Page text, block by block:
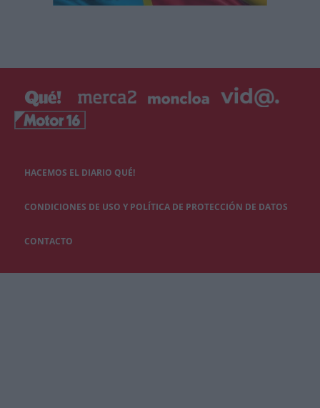
HACEMOS EL DIARIO QUÉ!
CONDICIONES DE USO Y POLÍTICA DE PROTECCIÓN DE DATOS
CONTACTO